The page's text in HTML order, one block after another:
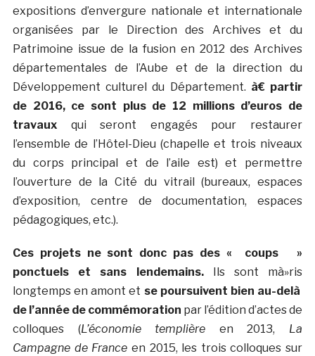
expositions d’envergure nationale et internationale
organisées par le Direction des Archives et du
Patrimoine issue de la fusion en 2012 des Archives
départementales de l’Aube et de la direction du
Développement culturel du Département. à€ partir
de 2016, ce sont plus de 12 millions d’euros de
travauxqui seront engagés pour restaurer
l’ensemble de l’Hôtel-Dieu (chapelle et trois niveaux
du corps principal et de l’aile est) et permettre
l’ouverture de la Cité du vitrail (bureaux, espaces
d’exposition, centre de documentation, espaces
pédagogiques, etc.).
Ces projets ne sont donc pas des « coups »
ponctuels et sans lendemains.Ils sont mà»ris
longtemps en amont et se poursuivent bien au-delà
de l’année de commémoration par l’édition d’actes de
colloques (L’économie templière en 2013, La
Campagne de France en 2015, les trois colloques sur